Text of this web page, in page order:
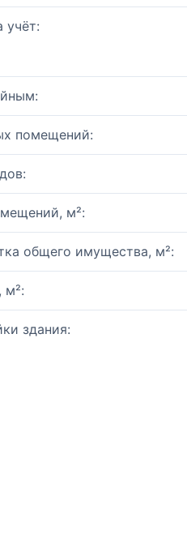
учёт:
помещений:
м²:
общего имущества, м²:
м²:
здания: